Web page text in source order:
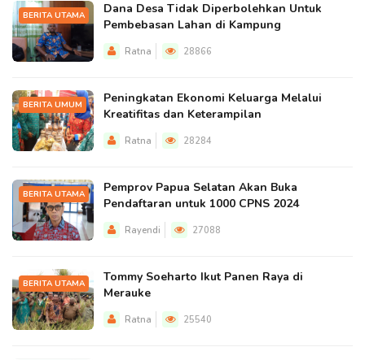
BERITA UTAMA
Dana Desa Tidak Diperbolehkan Untuk
Pembebasan Lahan di Kampung
Ratna 28866
BERITA UMUM
Peningkatan Ekonomi Keluarga Melalui
Kreatifitas dan Keterampilan
Ratna 28284
BERITA UTAMA
Pemprov Papua Selatan Akan Buka
Pendaftaran untuk 1000 CPNS 2024
Rayendi 27088
BERITA UTAMA
Tommy Soeharto Ikut Panen Raya di
Merauke
Ratna 25540